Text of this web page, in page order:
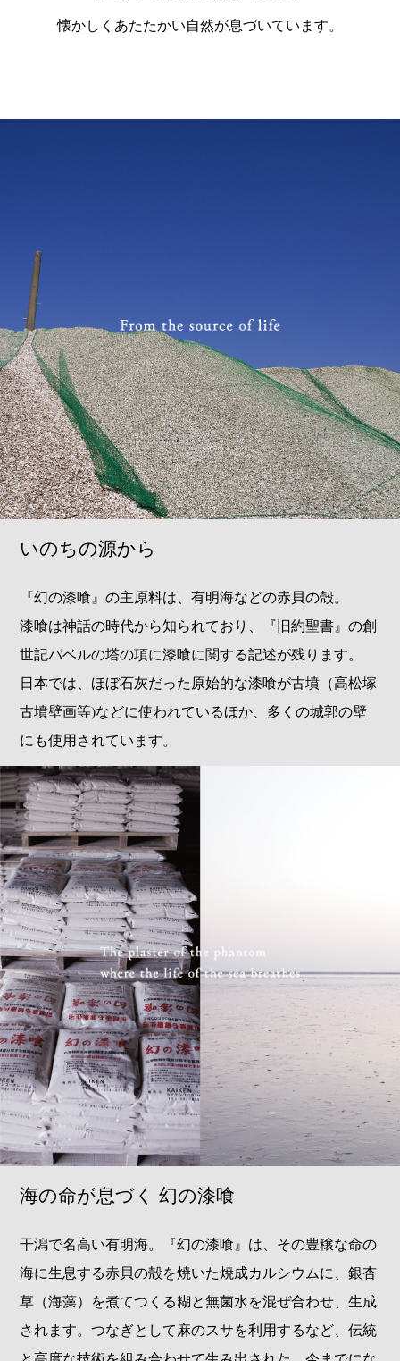
懐かしくあたたかい自然が息づいています。
いのちの源から
『幻の漆喰』の主原料は、有明海などの赤貝の殻。
漆喰は神話の時代から知られており、『旧約聖書』の創
世記バベルの塔の項に漆喰に関する記述が残ります。
日本では、ほぼ石灰だった原始的な漆喰が古墳（高松塚
古墳壁画等)などに使われているほか、多くの城郭の壁
にも使用されています。
海の命が息づく 幻の漆喰
干潟で名高い有明海。『幻の漆喰』は、その豊穣な命の
海に生息する赤貝の殻を焼いた焼成カルシウムに、銀杏
草（海藻）を煮てつくる糊と無菌水を混ぜ合わせ、生成
されます。つなぎとして麻のスサを利用するなど、伝統